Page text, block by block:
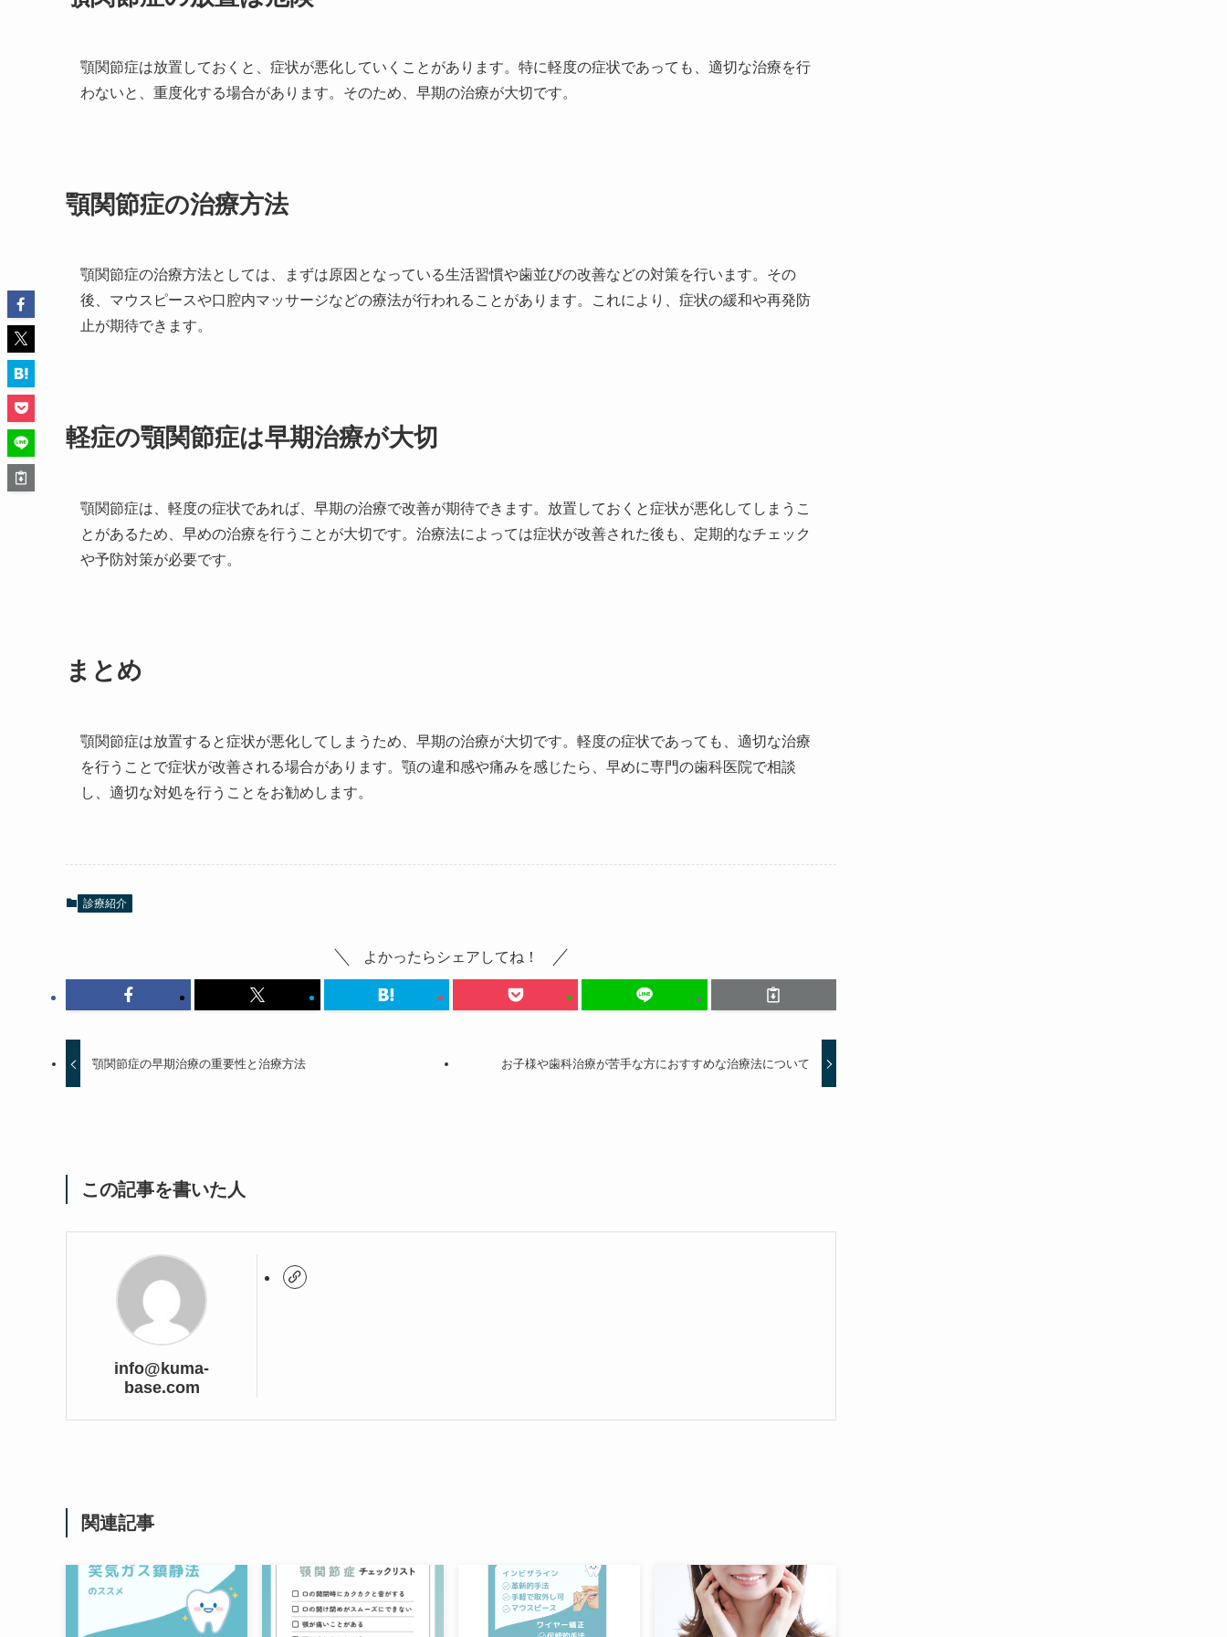
顎関節症は放置しておくと、症状が悪化していくことがあります。特に軽度の症状であっても、適切な治療を行
わないと、重度化する場合があります。そのため、早期の治療が大切です。
顎関節症の治療方法
顎関節症の治療方法としては、まずは原因となっている生活習慣や歯並びの改善などの対策を行います。その
後、マウスピースや口腔内マッサージなどの療法が行われることがあります。これにより、症状の緩和や再発防
止が期待できます。
軽症の顎関節症は早期治療が大切
顎関節症は、軽度の症状であれば、早期の治療で改善が期待できます。放置しておくと症状が悪化してしまうこ
とがあるため、早めの治療を行うことが大切です。治療法によっては症状が改善された後も、定期的なチェック
や予防対策が必要です。
まとめ
顎関節症は放置すると症状が悪化してしまうため、早期の治療が大切です。軽度の症状であっても、適切な治療
を行うことで症状が改善される場合があります。顎の違和感や痛みを感じたら、早めに専門の歯科医院で相談
し、適切な対処を行うことをお勧めします。
診療紹介
よかったらシェアしてね！
顎関節症の早期治療の重要性と治療方法 お子様や歯科治療が苦手な方におすすめな治療法について
この記事を書いた人
info@kuma-
base.com
関連記事